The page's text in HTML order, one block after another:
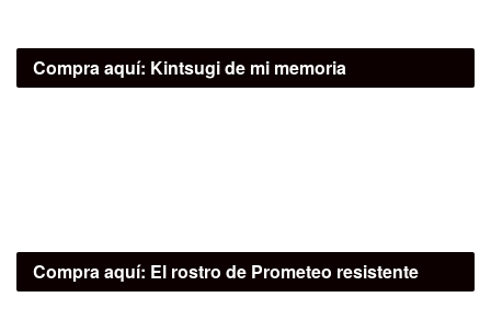
Compra aquí: Kintsugi de mi memoria
Compra aquí: El rostro de Prometeo resistente